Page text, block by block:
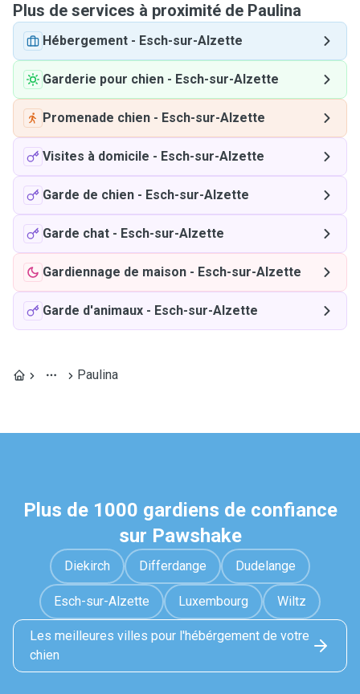
Plus de services à proximité de Paulina
Hébergement - Esch-sur-Alzette
Garderie pour chien - Esch-sur-Alzette
Promenade chien - Esch-sur-Alzette
Visites à domicile - Esch-sur-Alzette
Garde de chien - Esch-sur-Alzette
Garde chat - Esch-sur-Alzette
Gardiennage de maison - Esch-sur-Alzette
Garde d'animaux - Esch-sur-Alzette
Paulina
Plus de 1000 gardiens de confiance
sur Pawshake
Diekirch Differdange Dudelange
Esch-sur-Alzette Luxembourg Wiltz
Les meilleures villes pour l'hébérgement de votre
chien